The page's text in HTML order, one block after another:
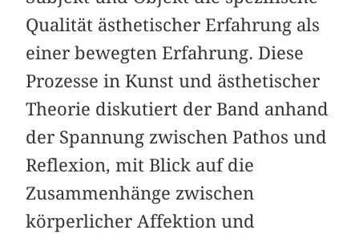
Qualität ästhetischer Erfahrung als
einer bewegten Erfahrung. Diese
Prozesse in Kunst und ästhetischer
Theorie diskutiert der Band anhand
der Spannung zwischen Pathos und
Reflexion, mit Blick auf die
Zusammenhänge zwischen
körperlicher Affektion und